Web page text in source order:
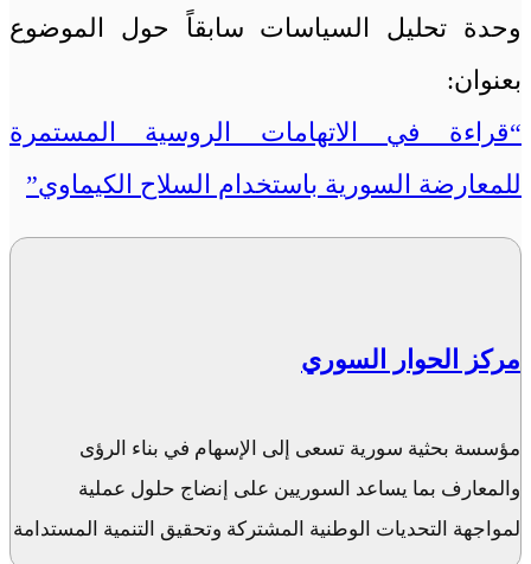
وحدة تحليل السياسات سابقاً حول الموضوع
بعنوان:
“قراءة في الاتهامات الروسية المستمرة
للمعارضة السورية باستخدام السلاح الكيماوي”
مركز الحوار السوري
مؤسسة بحثية سورية تسعى إلى الإسهام في بناء الرؤى
والمعارف بما يساعد السوريين على إنضاج حلول عملية
لمواجهة التحديات الوطنية المشتركة وتحقيق التنمية المستدامة